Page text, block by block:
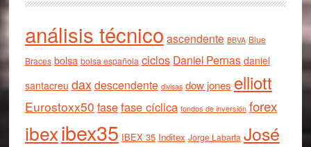
análisis técnico ascendente BBVA Blue
Braces bolsa bolsa española ciclos Daniel Pernas daniel
santacreu daxdescendente divisas dow jones elliott
Eurostoxx50 fasefase cíclica fondos de inversión forex
ibexibex35 IBEX 35 Inditex Jorge Labarta José